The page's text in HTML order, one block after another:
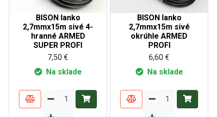
BISON lanko
2,7mmx15m sivé 4-
hranné ARMED
SUPER PROFI
7,50 €
Na sklade
BISON lanko
2,7mmx15m sivé
okrúhle ARMED
PROFI
6,60 €
Na sklade